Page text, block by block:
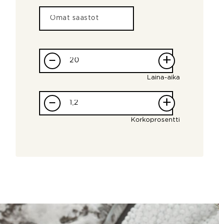
– +
Laina-aika
– +
Korkoprosentti